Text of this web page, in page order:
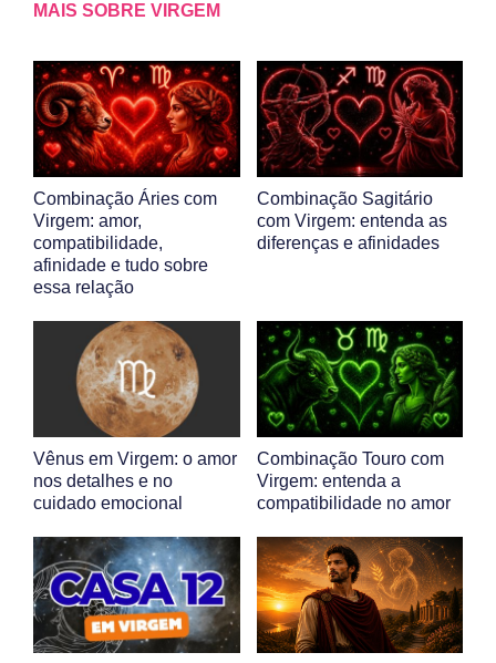
MAIS SOBRE VIRGEM
Combinação Áries com
Virgem: amor,
compatibilidade,
afinidade e tudo sobre
essa relação
Combinação Sagitário
com Virgem: entenda as
diferenças e afinidades
Vênus em Virgem: o amor
nos detalhes e no
cuidado emocional
Combinação Touro com
Virgem: entenda a
compatibilidade no amor